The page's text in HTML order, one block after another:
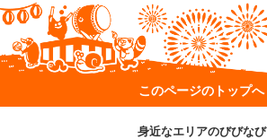
このページのトップへ
身近なエリアのびびなび